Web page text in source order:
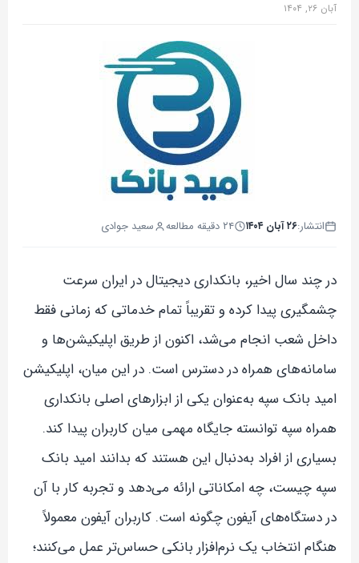
آبان ۲۶, ۱۴۰۴
انتشار:۲۶ آبان ۱۴۰۴ ۲۴ دقیقه مطالعه سعید جوادی
در چند سال اخیر، بانکداری دیجیتال در ایران سرعت
چشمگیری پیدا کرده و تقریباً تمام خدماتی که زمانی فقط
داخل شعب انجام می‌شد، اکنون از طریق اپلیکیشن‌ها و
سامانه‌های همراه در دسترس است. در این میان، اپلیکیشن
امید بانک سپه به‌عنوان یکی از ابزارهای اصلی بانکداری
همراه سپه توانسته جایگاه مهمی میان کاربران پیدا کند.
بسیاری از افراد به‌دنبال این هستند که بدانند امید بانک
سپه چیست، چه امکاناتی ارائه می‌دهد و تجربه کار با آن
در دستگاه‌های آیفون چگونه است. کاربران آیفون معمولاً
هنگام انتخاب یک نرم‌افزار بانکی حساس‌تر عمل می‌کنند؛